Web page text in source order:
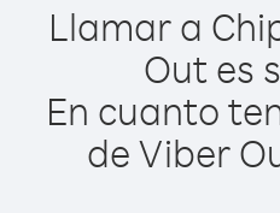
Llamar a
Out es
En cuanto
de Viber